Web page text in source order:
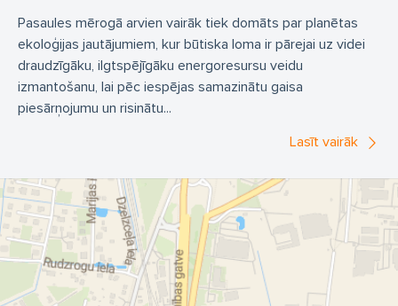
Pasaules mērogā arvien vairāk tiek domāts par planētas
ekoloģijas jautājumiem, kur būtiska loma ir pārejai uz videi
draudzīgāku, ilgtspējīgāku energoresursu veidu
izmantošanu, lai pēc iespējas samazinātu gaisa
piesārņojumu un risinātu...
Lasīt vairāk